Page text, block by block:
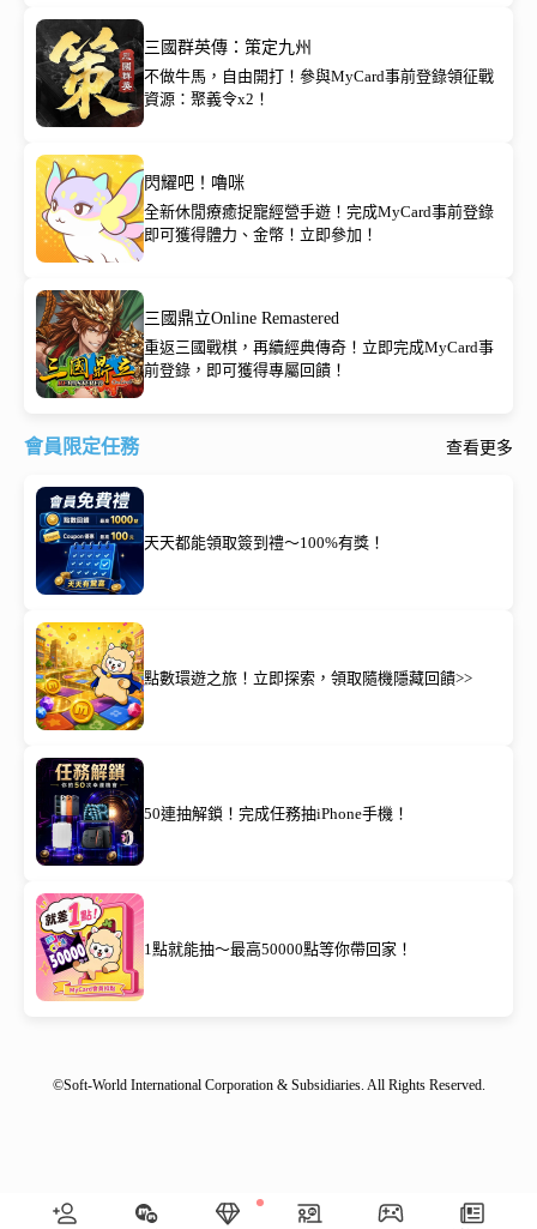
三國群英傳：策定九州
不做牛馬，自由開打！參與MyCard事前登錄領征戰
資源：聚義令x2！
閃耀吧！嚕咪
全新休閒療癒捉寵經營手遊！完成MyCard事前登錄
即可獲得體力、金幣！立即參加！
三國鼎立Online Remastered
重返三國戰棋，再續經典傳奇！立即完成MyCard事
前登錄，即可獲得專屬回饋！
會員限定任務 查看更多
天天都能領取簽到禮～100%有獎！
點數環遊之旅！立即探索，領取隨機隱藏回饋>>
50連抽解鎖！完成任務抽iPhone手機！
1點就能抽～最高50000點等你帶回家！
©Soft-World International Corporation & Subsidiaries. All Rights Reserved.